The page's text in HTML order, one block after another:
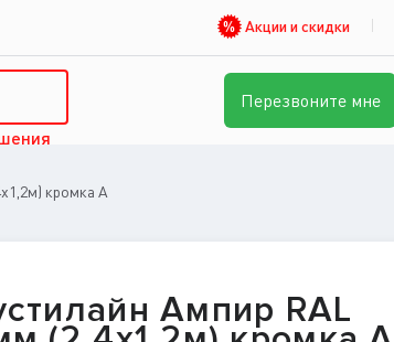
Акции и скидки
Перезвоните мне
кромка А
Ампир RAL